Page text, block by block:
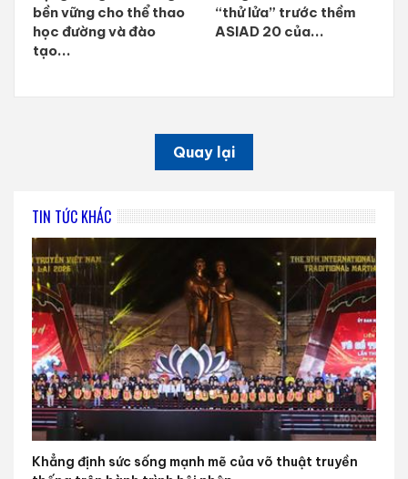
bền vững cho thể thao
học đường và đào
tạo...
“thử lửa” trước thềm
ASIAD 20 của...
Quay lại
TIN TỨC KHÁC
Khẳng định sức sống mạnh mẽ của võ thuật truyền